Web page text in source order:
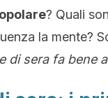
? Quali
la mente?
di sera fa bene